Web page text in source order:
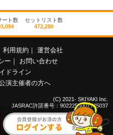
ート数
セットリスト数
472,280
利用規約
運営会社
ー
お問い合わせ
ドライン
演主催者の方へ
(C) 2021- SKIYAKI Inc.
JASRAC許諾番号：9022255001Y45037